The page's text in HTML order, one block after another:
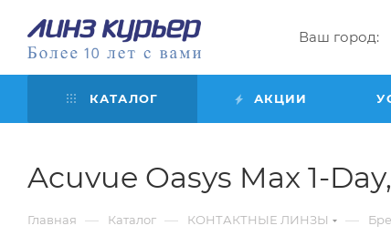
Ваш город:
КАТАЛОГ АКЦИИ
Acuvue Oasys Max 1-
Главная — Каталог — КОНТАКТНЫЕ ЛИНЗЫ —